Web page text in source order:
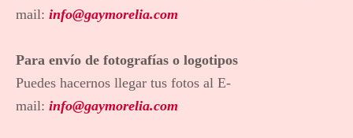
mail: info@gaymorelia.com
Para envío de fotografías o logotipos
Puedes hacernos llegar tus fotos al E-
mail: info@gaymorelia.com